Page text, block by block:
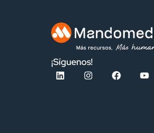
¡Síguenos!